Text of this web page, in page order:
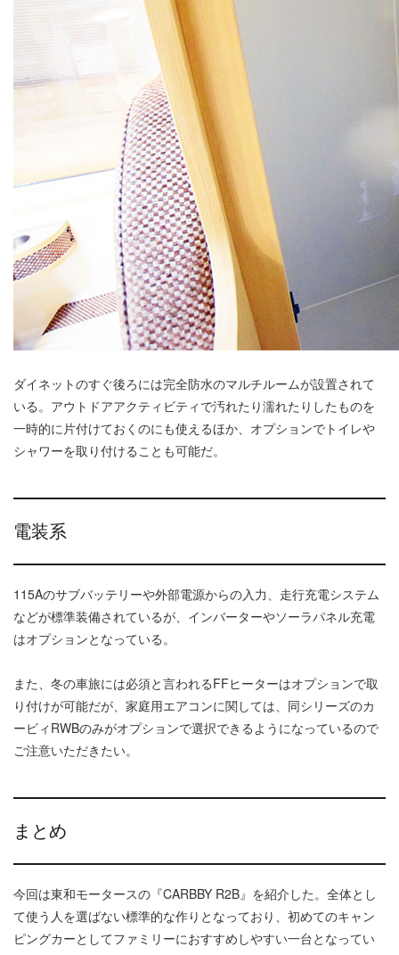
ダイネットのすぐ後ろには完全防水のマルチルームが設置されて
いる。アウトドアアクティビティで汚れたり濡れたりしたものを
一時的に片付けておくのにも使えるほか、オプションでトイレや
シャワーを取り付けることも可能だ。
電装系
115Aのサブバッテリーや外部電源からの入力、走行充電システム
などが標準装備されているが、インバーターやソーラパネル充電
はオプションとなっている。
また、冬の車旅には必須と言われるFFヒーターはオプションで取
り付けが可能だが、家庭用エアコンに関しては、同シリーズのカ
ービィRWBのみがオプションで選択できるようになっているので
ご注意いただきたい。
まとめ
今回は東和モータースの『CARBBY R2B』を紹介した。全体とし
て使う人を選ばない標準的な作りとなっており、初めてのキャン
ピングカーとしてファミリーにおすすめしやすい一台となってい